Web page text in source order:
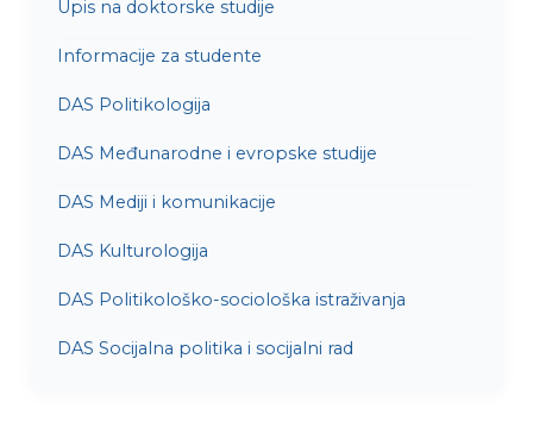
Upis na doktorske studije
Informacije za studente
DAS Politikologija
DAS Međunarodne i evropske studije
DAS Mediji i komunikacije
DAS Kulturologija
DAS Politikološko-sociološka istraživanja
DAS Socijalna politika i socijalni rad